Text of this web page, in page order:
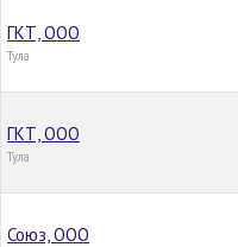
ГКТ, ООО
Тула
ГКТ, ООО
Тула
Союз, ООО